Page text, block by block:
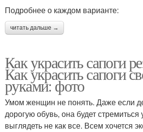
Подробнее о каждом варианте:
читать дальше →
Как украсить сапоги
Как украсить сапоги
руками: фото
Умом женщин не понять. Даже если
дорогую обувь, она будет стремиться
выглядеть не как все. Всем хочется